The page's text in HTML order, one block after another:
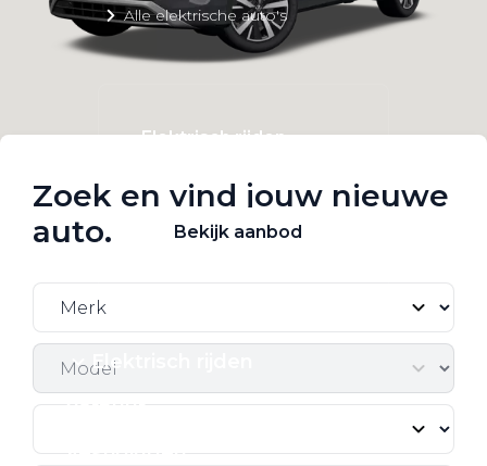
Alle elektrische auto's
Elektrisch rijden
Bekijk aanbod
Elektrisch rijden
Verhuur
Vestigingen
Zoek en vind jouw nieuwe
auto.